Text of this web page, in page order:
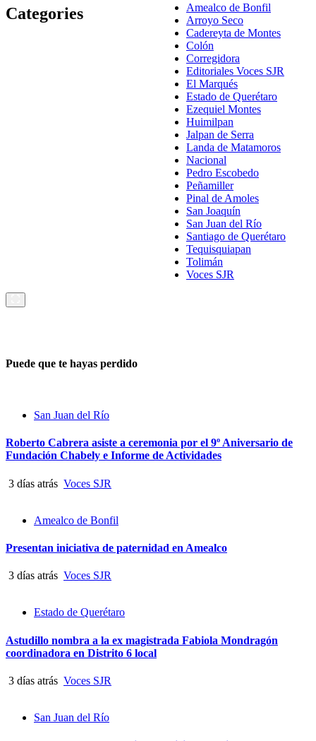
Categories
Amealco de Bonfil
Arroyo Seco
Cadereyta de Montes
Colón
Corregidora
Editoriales Voces SJR
El Marqués
Estado de Querétaro
Ezequiel Montes
Huimilpan
Jalpan de Serra
Landa de Matamoros
Nacional
Pedro Escobedo
Peñamiller
Pinal de Amoles
San Joaquín
San Juan del Río
Santiago de Querétaro
Tequisquiapan
Tolimán
Voces SJR
Puede que te hayas perdido
San Juan del Río
Roberto Cabrera asiste a ceremonia por el 9º Aniversario de
Fundación Chabely e Informe de Actividades
3 días atrás Voces SJR
Amealco de Bonfil
Presentan iniciativa de paternidad en Amealco
3 días atrás Voces SJR
Estado de Querétaro
Astudillo nombra a la ex magistrada Fabiola Mondragón
coordinadora en Distrito 6 local
3 días atrás Voces SJR
San Juan del Río